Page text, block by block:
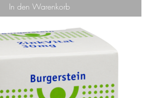
In den Warenkorb